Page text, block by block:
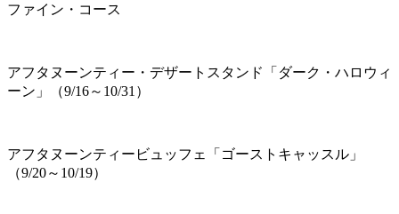
ファイン・コース
アフタヌーンティー・デザートスタンド「ダーク・ハロウィ
ーン」（9/16～10/31）
アフタヌーンティービュッフェ「ゴーストキャッスル」
（9/20～10/19）